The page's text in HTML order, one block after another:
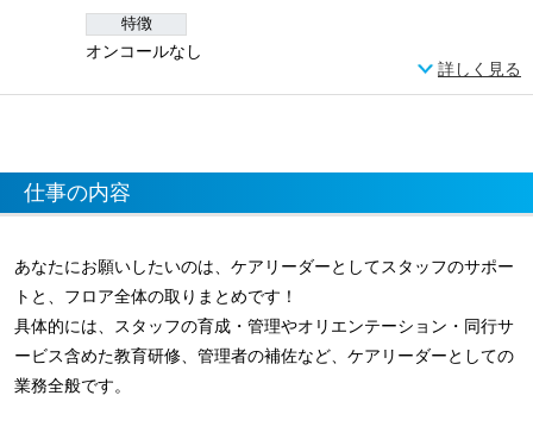
特徴
オンコールなし
詳しく見る
仕事の内容
あなたにお願いしたいのは、ケアリーダーとしてスタッフのサポー
トと、フロア全体の取りまとめです！
具体的には、スタッフの育成・管理やオリエンテーション・同行サ
ービス含めた教育研修、管理者の補佐など、ケアリーダーとしての
業務全般です。